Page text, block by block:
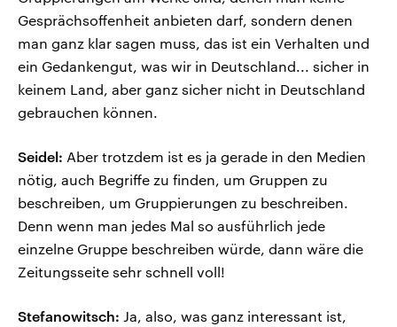
Gesprächsoffenheit anbieten darf, sondern denen
man ganz klar sagen muss, das ist ein Verhalten und
ein Gedankengut, was wir in Deutschland... sicher in
keinem Land, aber ganz sicher nicht in Deutschland
gebrauchen können.
Seidel: Aber trotzdem ist es ja gerade in den Medien
nötig, auch Begriffe zu finden, um Gruppen zu
beschreiben, um Gruppierungen zu beschreiben.
Denn wenn man jedes Mal so ausführlich jede
einzelne Gruppe beschreiben würde, dann wäre die
Zeitungsseite sehr schnell voll!
Stefanowitsch: Ja, also, was ganz interessant ist,